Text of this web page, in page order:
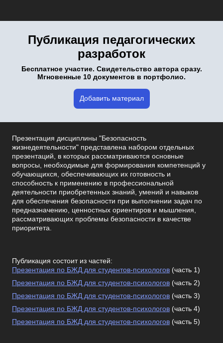
Публикация педагогических
разработок
Бесплатное участие. Свидетельство автора сразу.
Мгновенные 10 документов в портфолио.
Добавить материал
Презентация дисциплины "Безопасность
жизнедеятельности" представлена набором отдельных
презентаций, в которых рассматриваются основные
вопросы, необходимые для формирования компетенций у
обучающихся, обеспечивающих их готовность и
способность к применению в профессиональной
деятельности приобретенных знаний, умений и навыков
для обеспечения безопасности при выполнении задач по
предназначению, ценностных ориентиров и мышления,
рассматривающих проблемы безопасности в качестве
приоритета.
Публикация состоит из частей:
Презентация по БЖД для студентов-психологов (часть 1)
Презентация по БЖД для студентов-психологов (часть 2)
Презентация по БЖД для студентов-психологов (часть 3)
Презентация по БЖД для студентов-психологов (часть 4)
Презентация по БЖД для студентов-психологов (часть 5)